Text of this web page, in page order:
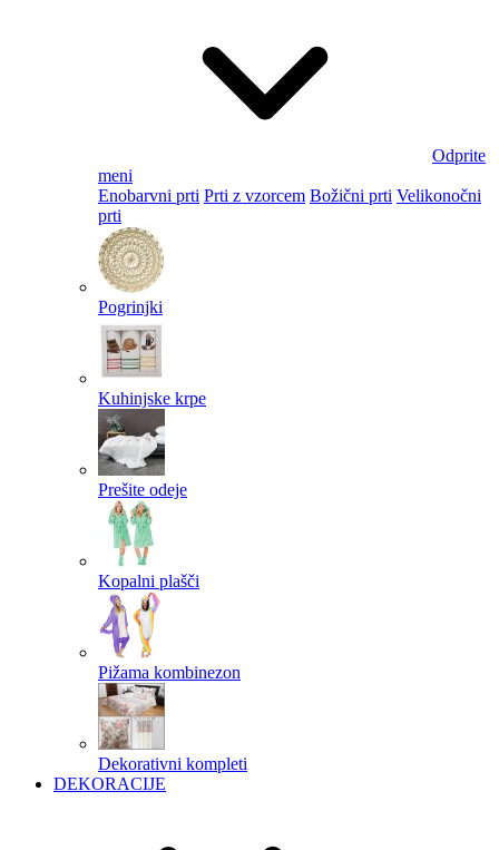
Odprite
meni
Enobarvni prti Prti z vzorcem Božični prti Velikonočni
prti​
Pogrinjki
Kuhinjske krpe
Prešite odeje
Kopalni plašči
Pižama kombinezon
Dekorativni kompleti
DEKORACIJE